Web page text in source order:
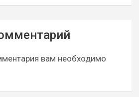
вам необходимо